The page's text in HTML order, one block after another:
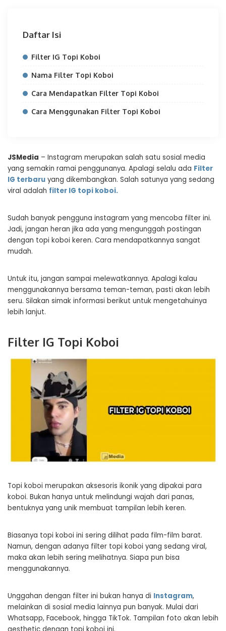
Daftar Isi
Filter IG Topi Koboi
Nama Filter Topi Koboi
Cara Mendapatkan Filter Topi Koboi
Cara Menggunakan Filter Topi Koboi
JSMedia – Instagram merupakan salah satu sosial media
yang semakin ramai penggunanya. Apalagi selalu ada Filter
IG terbaru yang dikembangkan. Salah satunya yang sedang
viral adalah filter IG topi koboi.
Sudah banyak pengguna instagram yang mencoba filter ini.
Jadi, jangan heran jika ada yang mengunggah postingan
dengan topi koboi keren. Cara mendapatkannya sangat
mudah.
Untuk itu, jangan sampai melewatkannya. Apalagi kalau
menggunakannya bersama teman-teman, pasti akan lebih
seru. Silakan simak informasi berikut untuk mengetahuinya
lebih lanjut.
Filter IG Topi Koboi
Topi koboi merupakan aksesoris ikonik yang dipakai para
koboi. Bukan hanya untuk melindungi wajah dari panas,
bentuknya yang unik membuat tampilan lebih keren.
Biasanya topi koboi ini sering dilihat pada film-film barat.
Namun, dengan adanya filter topi koboi yang sedang viral,
maka akan lebih sering melihatnya. Siapa pun bisa
menggunakannya.
Unggahan dengan filter ini bukan hanya di Instagram,
melainkan di sosial media lainnya pun banyak. Mulai dari
Whatsapp, Facebook, hingga TikTok. Tampilan foto akan lebih